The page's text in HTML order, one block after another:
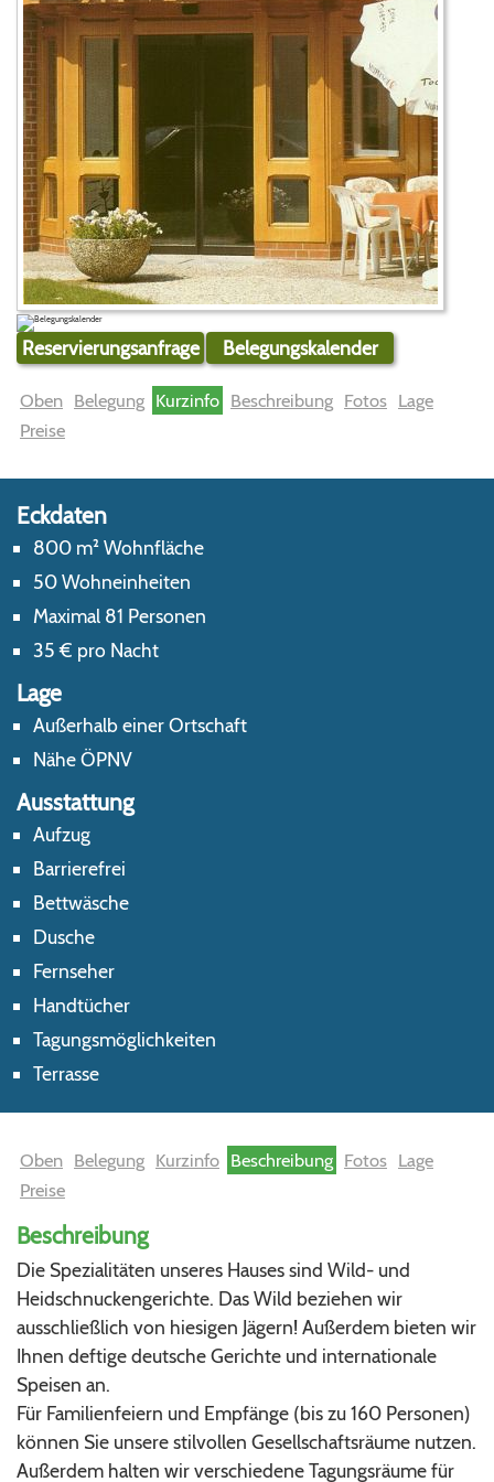
Reservierungsanfrage Belegungskalender
Oben Belegung Kurzinfo Beschreibung Fotos Lage
Preise
Eckdaten
800 m² Wohnfläche
50 Wohneinheiten
Maximal 81 Personen
35 € pro Nacht
Lage
Außerhalb einer Ortschaft
Nähe ÖPNV
Ausstattung
Aufzug
Barrierefrei
Bettwäsche
Dusche
Fernseher
Handtücher
Tagungsmöglichkeiten
Terrasse
Oben Belegung Kurzinfo Beschreibung Fotos Lage
Preise
Beschreibung
Die Spezialitäten unseres Hauses sind Wild- und
Heidschnuckengerichte. Das Wild beziehen wir
ausschließlich von hiesigen Jägern! Außerdem bieten wir
Ihnen deftige deutsche Gerichte und internationale
Speisen an.
Für Familienfeiern und Empfänge (bis zu 160 Personen)
können Sie unsere stilvollen Gesellschaftsräume nutzen.
Außerdem halten wir verschiedene Tagungsräume für